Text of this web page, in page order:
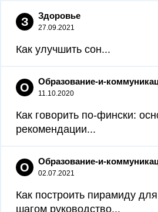
З Здоровье
27.09.2021
Как улучшить сон...
О Образование-и-
11.10.2020
Как говорить по-фински:
рекомендации...
О Образование-и-
02.07.2021
Как построить пирамиду
шагом руководство...